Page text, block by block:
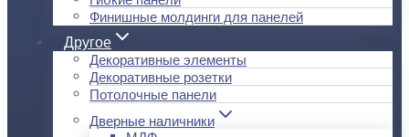
Финишные молдинги для панелей
Другое
Декоративные элементы
Декоративные розетки
Потолочные панели
Дверные наличники